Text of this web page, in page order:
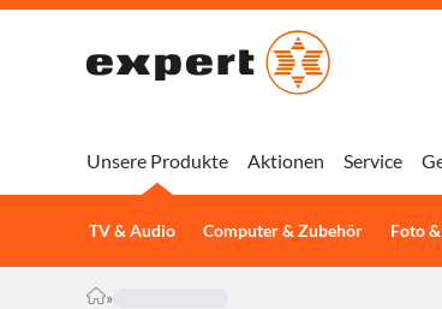
Unsere Produkte
TV & Audio Computer & Zubehör Foto
Aktionen Service
»